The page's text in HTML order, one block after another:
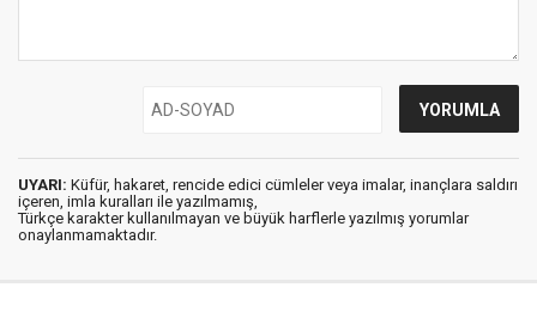
UYARI: Küfür, hakaret, rencide edici cümleler veya imalar, inançlara saldırı
içeren, imla kuralları ile yazılmamış,
Türkçe karakter kullanılmayan ve büyük harflerle yazılmış yorumlar
onaylanmamaktadır.